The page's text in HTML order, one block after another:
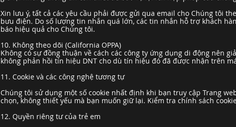
Xin lưu ý, tất cả các yêu cầu phải được gửi qua email cho Chúng tôi
bưu điện. Do số lượng tin nhắn quá lớn, các tin nhắn hỗ trợ khách
báo hiệu quả cho Chúng tôi.
10. Không theo dõi (California OPPA)
Không có sự đồng thuận về cách các công ty ứng dụng di động nên
không phản hồi tín hiệu DNT cho dù tín hiệu đó đã được nhận trên
11. Cookie và các công nghệ tương tự
Chúng tôi sử dụng một số cookie nhất định khi bạn truy cập Trang
chọn, không thiết yếu mà bạn muốn giữ lại. Kiểm tra chính sách
12. Quyền riêng tư của trẻ em